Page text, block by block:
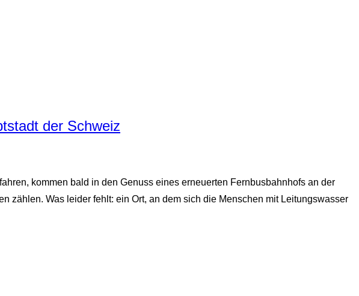
der Schweiz
kommen bald in den Genuss eines erneuerten Fernbusbahnhofs an der
zählen. Was leider fehlt: ein Ort, an dem sich die Menschen mit Leitungswasser